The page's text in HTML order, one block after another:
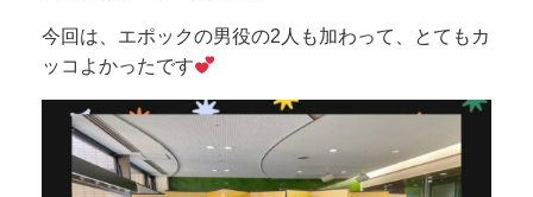
今回は、エポックの男役の2人も加わって、とてもカ
ッコよかったです